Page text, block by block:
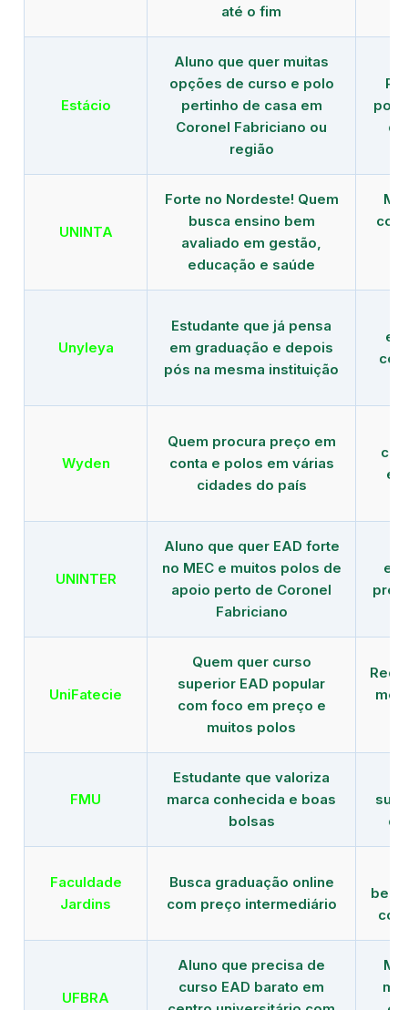
até o fim
Estácio
Aluno que quer muitas
opções de curso e polo
pertinho de casa em
Coronel Fabriciano ou
região
UNINTA
Forte no Nordeste! Quem
busca ensino bem
avaliado em gestão,
educação e saúde
Unyleya
Estudante que já pensa
em graduação e depois
pós na mesma instituição
Wyden
Quem procura preço em
conta e polos em várias
cidades do país
UNINTER
Aluno que quer EAD forte
no MEC e muitos polos de
apoio perto de Coronel
Fabriciano
UniFatecie
Quem quer curso
superior EAD popular
com foco em preço e
muitos polos
FMU
Estudante que valoriza
marca conhecida e boas
bolsas
Faculdade
Jardins
Busca graduação online
com preço intermediário
UFBRA
Aluno que precisa de
curso EAD barato em